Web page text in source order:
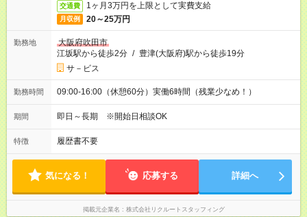
交通費 1ヶ月3万円を上限として実費支給
月収例 20～25万円
勤務地
大阪府吹田市
江坂駅から徒歩2分 / 豊津(大阪府)駅から徒歩19分
サ－ビス
勤務時間 09:00-16:00（休憩60分）実働6時間（残業少なめ！）
期間 即日～長期 ※開始日相談OK
特徴 履歴書不要
気になる！ 応募する 詳細へ
掲載元企業名 株式会社リクルートスタッフィング